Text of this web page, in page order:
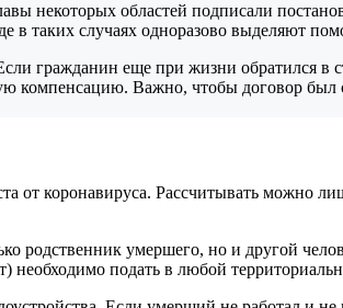
некоторых областей подписали
таких случаях одноразово выделяют
гражданин еще при жизни обратился в
компенсацию. Важно, чтобы договор
от коронавируса. Рассчитывать можно
родственник умершего, но и другой
необходимо подать в любой